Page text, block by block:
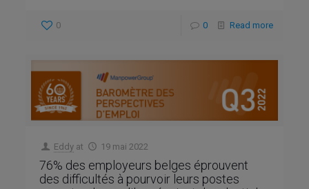
0 0 Read more
Eddy at 19 mai 2022
76% des employeurs belges éprouvent
des difficultés à pourvoir leurs postes